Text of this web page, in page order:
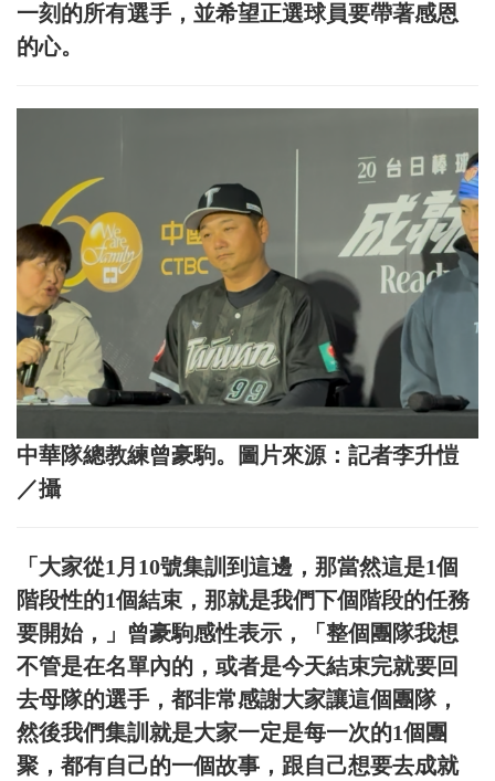
一刻的所有選手，並希望正選球員要帶著感恩
的心。
中華隊總教練曾豪駒。圖片來源：記者李升愷
／攝
「大家從1月10號集訓到這邊，那當然這是1個
階段性的1個結束，那就是我們下個階段的任務
要開始，」曾豪駒感性表示，「整個團隊我想
不管是在名單內的，或者是今天結束完就要回
去母隊的選手，都非常感謝大家讓這個團隊，
然後我們集訓就是大家一定是每一次的1個團
聚，都有自己的一個故事，跟自己想要去成就